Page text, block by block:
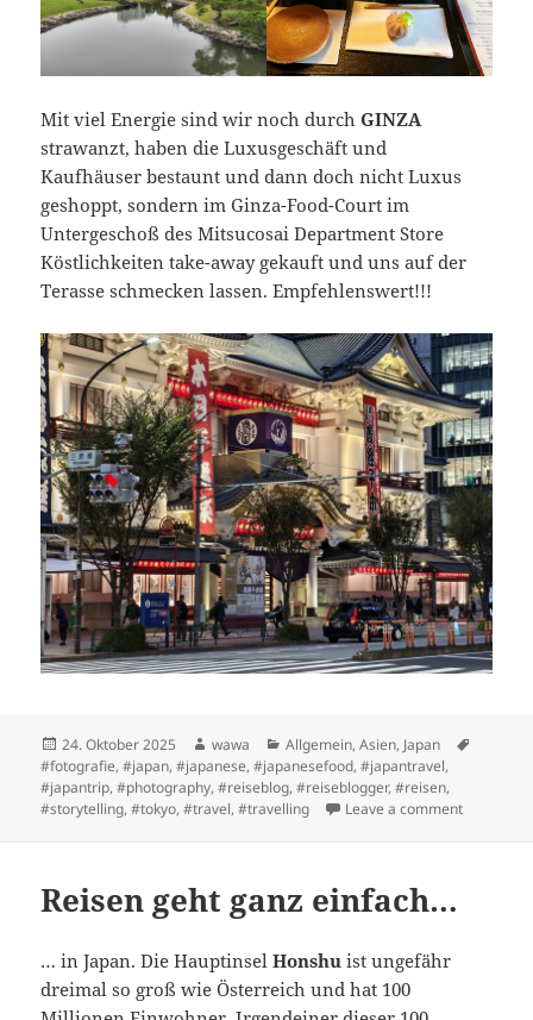
Mit viel Energie sind wir noch durchGINZA
strawanzt, haben die Luxusgeschäft und
Kaufhäuser bestaunt und dann doch nicht Luxus
geshoppt, sondern im Ginza-Food-Court im
Untergeschoß des Mitsucosai Department Store
Köstlichkeiten take-away gekauft und uns auf der
Terasse schmecken lassen. Empfehlenswert!!!
Posted
on
24. Oktober 2025 Author
wawa Categories
Allgemein,Asien, Japan
#fotografie,#japan,#japanese,#japanesefood,#japantravel,
#japantrip,#photography,#reiseblog,#reiseblogger,#reisen,
#storytelling,#tokyo,#travel,#travelling Leave a commenton Tokyo
Reisen geht ganz einfach…
… in Japan. Die HauptinselHonshuist ungefähr
dreimal so groß wie Österreich und hat 100